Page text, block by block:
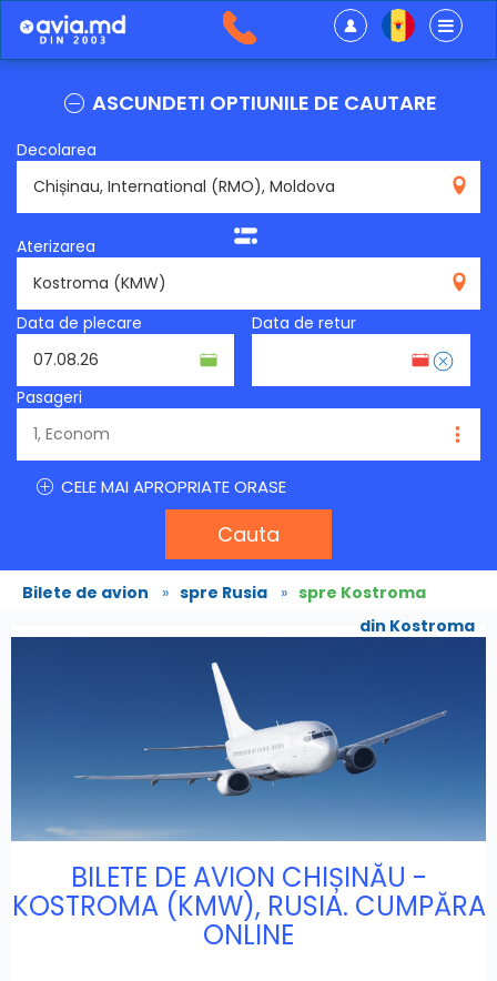
ASCUNDETI OPTIUNILE DE CAUTARE
Decolarea
Aterizarea
Data de plecare
Data de retur
Pasageri
CELE MAI APROPRIATE ORASE
Cauta
Bilete de avion » spre Rusia » spre Kostroma
din Kostroma
BILETE DE AVION CHIȘINĂU -
KOSTROMA (KMW), RUSIA. CUMPĂRA
ONLINE